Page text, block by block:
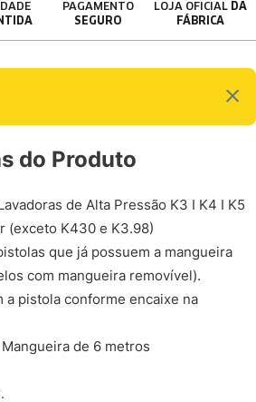
PAGAMENTO
SEGURO
LOJA OFICIAL DA
FÁBRICA
do Produto
de Alta Pressão K3 I K4 I K5
(exceto K430 e K3.98)
que já possuem a mangueira
com mangueira removível).
a pistola conforme encaixe na
de 6 metros